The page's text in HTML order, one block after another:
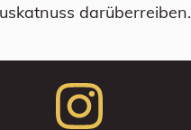
darüberreiben.